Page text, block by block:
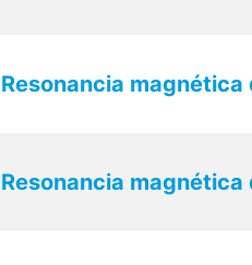
Resonancia magnética
Resonancia magnética